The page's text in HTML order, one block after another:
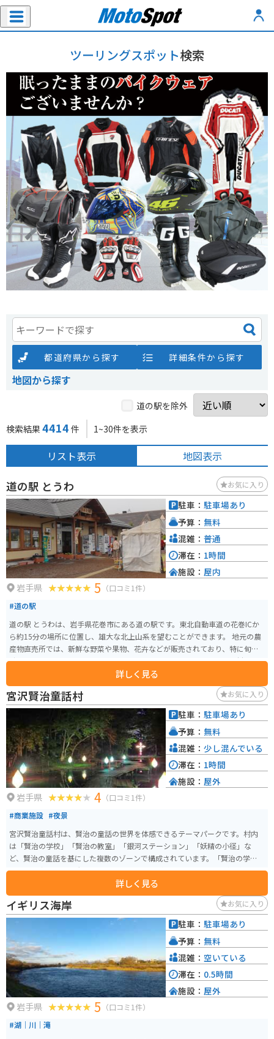
ツーリングスポット検索
都道府県から探す 詳細条件から探す
地図から探す
道の駅を除外
検索結果 4414 件 1~30件を表示
リスト表示 地図表示
道の駅 とうわ お気に入り
岩手県 5 （口コミ1件）
#道の駅
道の駅 とうわは、岩手県花巻市にある道の駅です。東北自動車道の花巻ICか
ら約15分の場所に位置し、雄大な北上山系を望むことができます。 地元の農
産物直売所では、新鮮な野菜や果物、花卉などが販売されており、特に旬の
時期には多くの人で賑わいます。また、レストランでは、地元産の食材を使
った郷土料理や、そば、うどん、ラーメンなどが楽しめます。 バイクで訪れ
る場合、道の駅には広々とした駐車場が完備されているので安心です。周辺
には、花巻温泉郷や宮沢賢治童話村など、観光スポットも点在しているの
で、ツーリングの拠点としても最適です。 道の駅 とうわで、ぜひ地元の美味
しいものを味わったり、雄大な自然を満喫したりしてください。
詳しく見る
駐車： 駐車場あり
予算： 無料
混雑： 普通
滞在： 1時間
施設： 屋内
宮沢賢治童話村 お気に入り
岩手県 4 （口コミ1件）
#商業施設 #夜景
宮沢賢治童話村は、賢治の童話の世界を体感できるテーマパークです。村内
は「賢治の学校」「賢治の教室」「銀河ステーション」「妖精の小径」な
ど、賢治の童話を基にした複数のゾーンで構成されています。「賢治の学校」
では、宇宙や天空、大地をテーマにした展示があり、訪れる人々が賢治の幻
想的な世界を楽しみながら学ぶことができます。ま た、「賢治の教室」には
ログハウスが並び、植物や動物、星に関する展示がされています。季節ごと
に開催されるライトアップイベントも人気で、夜の童話村は幻想的な雰囲気
に包まれます。自然豊かな環境で、散策やピクニックも楽しめます。また、園
内にはおみやげ屋さんもあり、賢治に関連するグッズや地元の特産品を購入
することができます。宮沢賢治の作品やその世界観を深く楽しめるこの童話
村は、文学ファンにとって必見のスポットです。
詳しく見る
駐車： 駐車場あり
予算： 無料
混雑： 少し混んでいる
滞在： 1時間
施設： 屋外
イギリス海岸 お気に入り
岩手県 5 （口コミ1件）
#湖｜川｜滝
駐車： 駐車場あり
予算： 無料
混雑： 空いている
滞在： 0.5時間
施設： 屋外